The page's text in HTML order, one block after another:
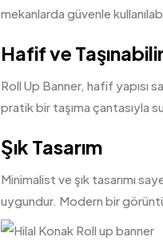
mekanlarda güvenle
Hafif ve
Roll Up Banner, hafif yapısı
pratik bir taşıma çantasıyla
Şık Tasarım
Minimalist ve şık tasarımı
uygundur. Modern bir